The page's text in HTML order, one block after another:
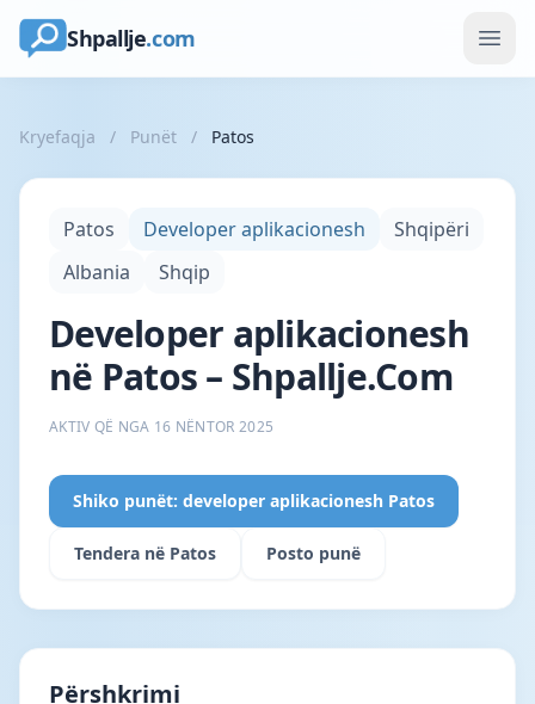
Shpallje.com
Kryefaqja / Punët / Patos
Patos Developer aplikacionesh
Shqipëri
Albania
Shqip
Developer aplikacionesh
në Patos – Shpallje.Com
AKTIV QË NGA 16 NËNTOR 2025
Shiko punët: developer aplikacionesh Patos
Tendera në Patos Posto punë
Përshkrimi